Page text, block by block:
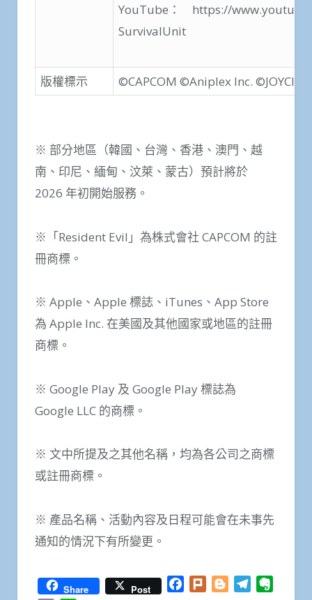
YouTube： https://
SurvivalUnit
版權標示 ©CAPCOM ©Aniplex Inc. ©JOYCITY
※ 部分地區（韓國、台灣、香港、澳門、越
南、印尼、緬甸、汶萊、蒙古）預計將於
2026 年初開始服務。
※「Resident Evil」為株式會社 CAPCOM 的註
冊商標。
※ Apple、Apple 標誌、iTunes、App Store
為 Apple Inc. 在美國及其他國家或地區的註冊
商標。
※ Google Play 及 Google Play 標誌為
Google LLC 的商標。
※ 文中所提及之其他名稱，均為各公司之商標
或註冊商標。
※ 產品名稱、活動內容及日程可能會在未事先
通知的情況下有所變更。
Share Post Facebook
Plurk BloggerTelegram